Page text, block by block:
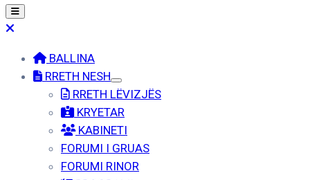
BALLINA
RRETH NESH
RRETH LËVIZJËS
KRYETAR
KABINETI
FORUMI I GRUAS
FORUMI RINOR